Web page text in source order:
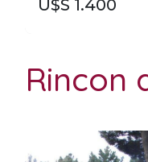
U$S 1.400
Rincon